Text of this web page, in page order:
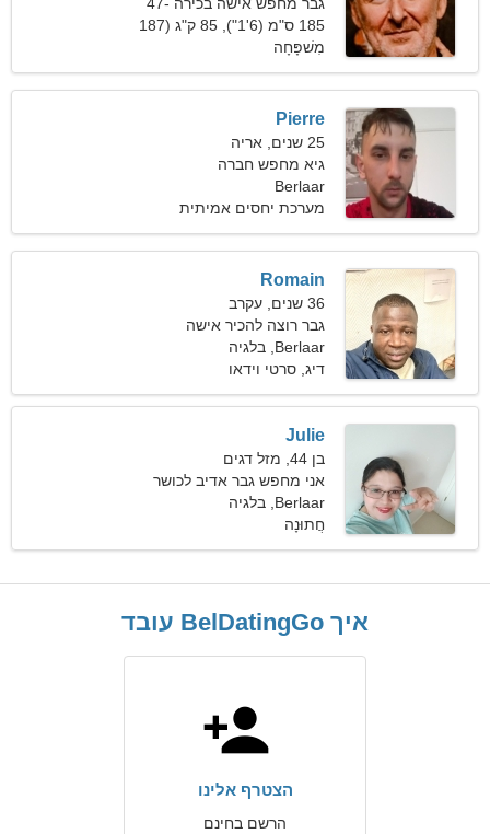
53
185 ס"מ (6'1"), 85 ק"ג (187
פאונד)
מִשׁפָּחָה
Pierre
25 שנים, אריה
גיא מחפש חברה
Berlaar
מערכת יחסים אמיתית
Romain
36 שנים, עקרב
גבר רוצה להכיר אישה
Berlaar, בלגיה
דיג, סרטי וידאו
Julie
בן 44, מזל דגים
אני מחפש גבר אדיב לכושר
Berlaar, בלגיה
חֲתוּנָה
איך BelDatingGo עובד
הצטרף אלינו
הרשם בחינם